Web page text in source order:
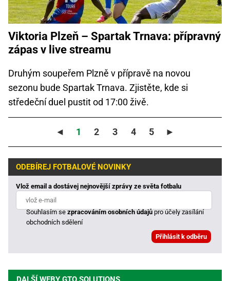
Viktoria Plzeň – Spartak Trnava: přípravný
zápas v live streamu
Druhým soupeřem Plzně v přípravě na novou
sezonu bude Spartak Trnava. Zjistěte, kde si
středeční duel pustit od 17:00 živě.
◄ 1 2 3 4 5 ►
ODEBÍREJ FOTBALOVÉ NOVINKY
Vlož email a dostávej nejnovější zprávy ze světa fotbalu
Souhlasím sezpracováním osobních údajůpro účely zasílání
obchodních sdělení